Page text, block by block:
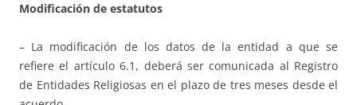
Modificación de estatutos
– La modificación de los datos de la entidad a que se
refiere el artículo 6.1, deberá ser comunicada al Registro
de Entidades Religiosas en el plazo de tres meses desde el